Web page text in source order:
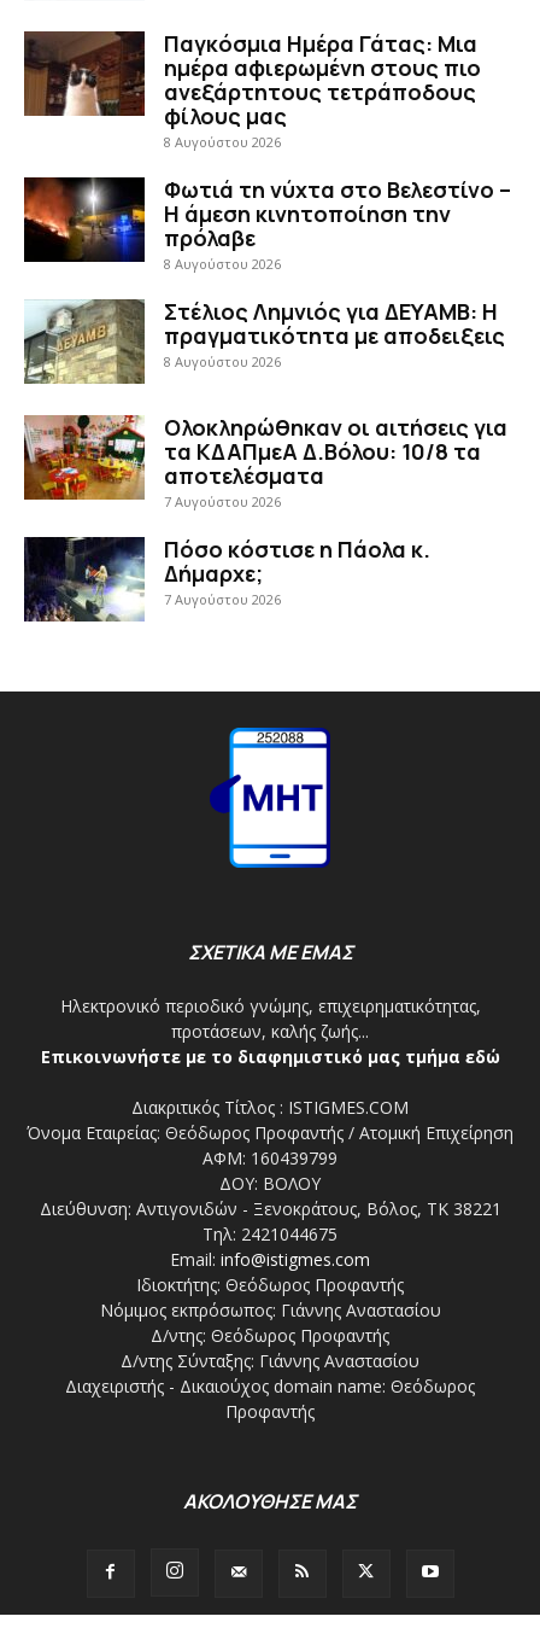
Παγκόσμια Ημέρα Γάτας: Μια
ημέρα αφιερωμένη στους πιο
ανεξάρτητους τετράποδους
φίλους μας
8 Αυγούστου 2026
Φωτιά τη νύχτα στο Βελεστίνο –
Η άμεση κινητοποίηση την
πρόλαβε
8 Αυγούστου 2026
Στέλιος Λημνιός για ΔΕΥΑΜΒ: Η
πραγματικότητα με αποδειξεις
8 Αυγούστου 2026
Ολοκληρώθηκαν οι αιτήσεις για
τα ΚΔΑΠμεΑ Δ.Βόλου: 10/8 τα
αποτελέσματα
7 Αυγούστου 2026
Πόσο κόστισε η Πάολα κ.
Δήμαρχε;
7 Αυγούστου 2026
ΣΧΕΤΙΚΑ ΜΕ ΕΜΑΣ
Ηλεκτρονικό περιοδικό γνώμης, επιχειρηματικότητας,
προτάσεων, καλής ζωής...
Επικοινωνήστε με το διαφημιστικό μας τμήμα εδώ
Διακριτικός Τίτλος : ISTIGMES.COM
Όνομα Εταιρείας: Θεόδωρος Προφαντής / Ατομική Επιχείρηση
ΑΦΜ: 160439799
ΔΟΥ: ΒΟΛΟΥ
Διεύθυνση: Αντιγονιδών - Ξενοκράτους, Βόλος, ΤΚ 38221
Τηλ: 2421044675
Email: info@istigmes.com
Ιδιοκτήτης: Θεόδωρος Προφαντής
Νόμιμος εκπρόσωπος: Γιάννης Αναστασίου
Δ/ντης: Θεόδωρος Προφαντής
Δ/ντης Σύνταξης: Γιάννης Αναστασίου
Διαχειριστής - Δικαιούχος domain name: Θεόδωρος
Προφαντής
ΑΚΟΛΟΥΘΗΣΕ ΜΑΣ